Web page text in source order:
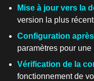
Mise à jour vers la
version la plus
Configuration
paramètres pour
Vérification de la
fonctionnement de